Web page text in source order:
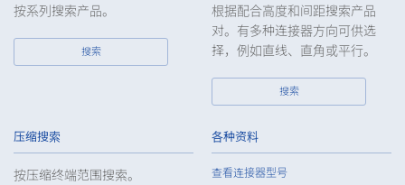
按系列搜索产品。
搜索
根据配合高度和间距搜索产品
对。有多种连接器方向可供选
择，例如直线、直角或平行。
搜索
压缩搜索
按压缩终端范围搜索。
各种资料
查看连接器型号